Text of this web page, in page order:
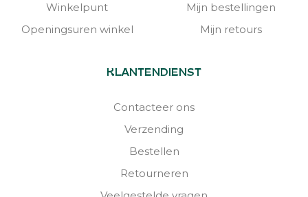
Winkelpunt
Openingsuren winkel
Mijn bestellingen
Mijn retours
KLANTENDIENST
Contacteer ons
Verzending
Bestellen
Retourneren